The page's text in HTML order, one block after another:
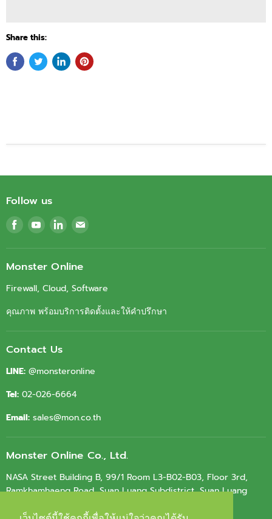
Share this:
Follow us
Find
us
on
Facebook
Find
us
on
Youtube
Find
us
on
LinkedIn
Find
on
Monster Online
Firewall, Cloud, Software
คุณภาพ พร้อมบริการติดตั้งและให้คำปรึกษา
Contact Us
LINE: @monsteronline
Tel: 02-026-6664
Email: sales@mon.co.th
Monster Online Co., Ltd.
NASA Street Building B, 99/1 Room L3-B02-B03, Floor 3rd,
Ramkhamhaeng Road, Suan Luang Subdistrict, Suan Luang